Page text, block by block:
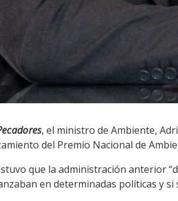
, el ministro de Ambiente,
del Premio Nacional de
que la administración anterior
en determinadas políticas y